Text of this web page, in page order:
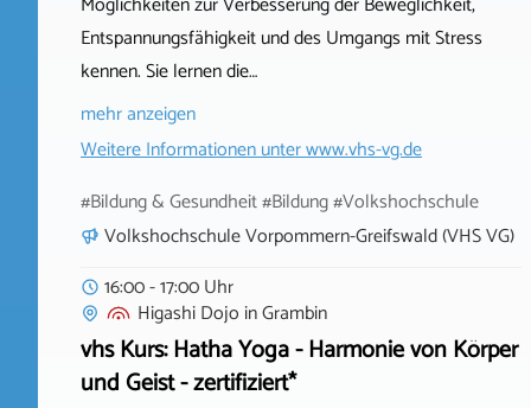
Entspannungsfähigkeit und des Umgangs mit Stress
kennen. Sie lernen die…
mehr anzeigen
Weitere Informationen unterwww.vhs-vg.de
#Bildung & Gesundheit #Bildung #Volkshochschule
Volkshochschule Vorpommern-Greifswald (VHS VG)
16:00 - 17:00 Uhr
Higashi Dojo inGrambin
vhs Kurs: Hatha Yoga - Harmonie von Körper
und Geist - zertifiziert*